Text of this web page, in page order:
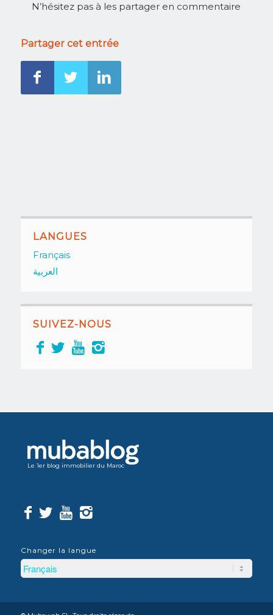
N’hésitez pas à les partager en commentaire
Partager cet entrée
LANGUES
Français
العربية
SUIVEZ-NOUS
Le 1er blog immobilier du Maroc
Changer la langue